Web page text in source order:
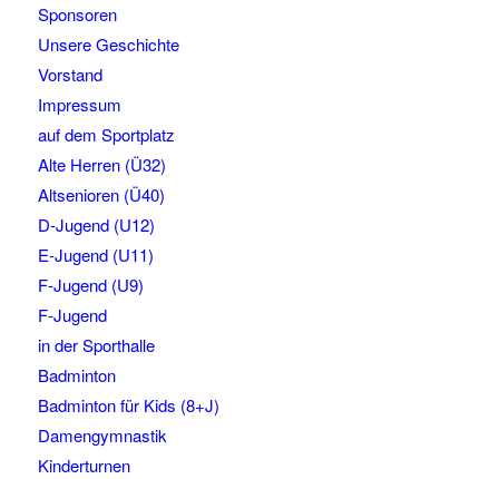
Sponsoren
Unsere Geschichte
Vorstand
Impressum
auf dem Sportplatz
Alte Herren (Ü32)
Altsenioren (Ü40)
D-Jugend (U12)
E-Jugend (U11)
F-Jugend (U9)
F-Jugend
in der Sporthalle
Badminton
Badminton für Kids (8+J)
Damengymnastik
Kinderturnen